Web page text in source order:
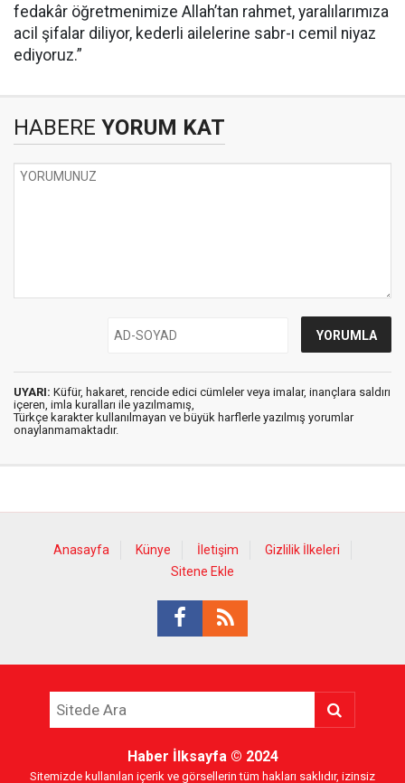
fedakâr öğretmenimize Allah’tan rahmet, yaralılarımıza
acil şifalar diliyor, kederli ailelerine sabr-ı cemil niyaz
ediyoruz.”
HABERE YORUM KAT
UYARI: Küfür, hakaret, rencide edici cümleler veya imalar, inançlara saldırı
içeren, imla kuralları ile yazılmamış,
Türkçe karakter kullanılmayan ve büyük harflerle yazılmış yorumlar
onaylanmamaktadır.
Anasayfa Künye İletişim
Gizlilik İlkeleri
Sitene Ekle
Haber İlksayfa© 2024
Sitemizde kullanılan içerik ve görsellerin tüm hakları saklıdır, izinsiz